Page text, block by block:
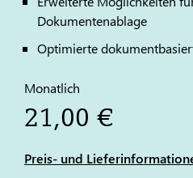
Dokumentenablage
Optimierte
Monatlich
21,00 €
Preis- und